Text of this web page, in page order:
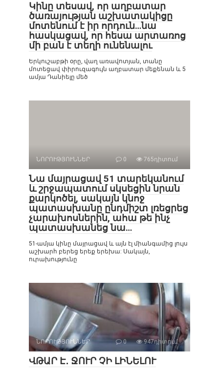
Կինը տեսավ, որ աղբատար
ծառայության աշխատակիցը
մոտենում է իր որդուն…նա
հասկացավ, որ հեսա արտառոց
մի բան է տեղի ունենալու
Երկուշաբթի օրը, վաղ առավոտյան, տանը
մոտեցավ փիրուզագույն աղբատար մեքենան և 5
ամյա Դանիելը մեծ
ՆՈՐՈՒԹՅՈՒՆՆԵՐ 0 765դիտում
Նա մայրացավ 51 տարեկանում
և շրջապատում սկսեցին նրան
քարկոծել, սակայն կնոջ
պատասխանը ընդմիշտ լռեցրեց
չարախոսներին, ահա թե ինչ
պատասխանեց նա…
51-ամյա կինը մայրացավ և այն էլ միանգամից լույս
աշխարհ բերեց երեք երեխա: Սակայն,
ուրախությունը
ՆՈՐՈՒԹՅՈՒՆՆԵՐ 0 947դիտում
ՎԹԱՐ Է․ ՋՈՒՐ ՉԻ ԼԻՆԵԼՈՒ